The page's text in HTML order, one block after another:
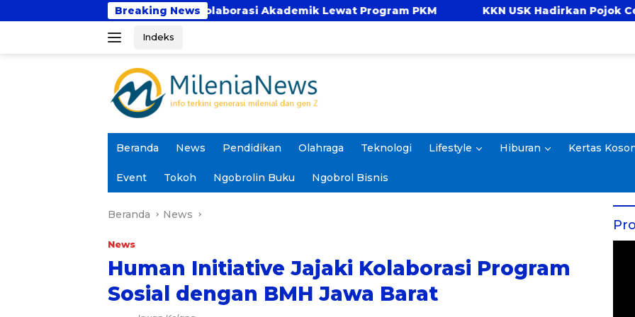
ke
Breaking News
Perkuat Kolaborasi Akademik Lewat Program PKM KKN USK Hadirkan Pojok Celengan, Ajarkan Anak
Indeks
Beranda News Pendidikan Olahraga Teknologi Lifestyle Hiburan Kertas
Event Tokoh Ngobrolin Buku Ngobrol Bisnis
Beranda News
News
Human Initiative Jajaki Kolaborasi Program
Sosial dengan BMH Jawa Barat